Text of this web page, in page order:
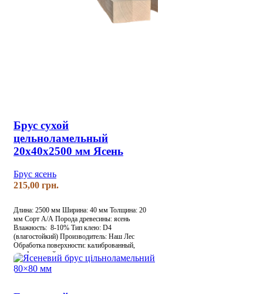
Брус сухой
цельноламельный
20х40х2500 мм Ясень
Брус ясень
грн.
Длина: 2500 мм Ширина: 40 мм Толщина: 20
мм Сорт А/А Порода древесины: ясень
Влажность: 8-10% Тип клею: D4
(влагостойкий) Производитель: Наш Лес
Обработка поверхности: калиброванный,
шлифованный